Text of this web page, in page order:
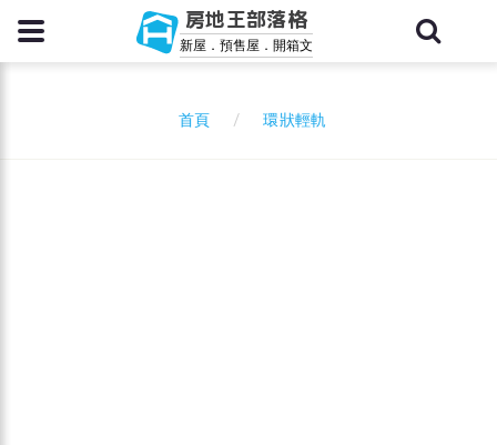
房地王部落格
新屋．預售屋．開箱文
首頁 環狀輕軌